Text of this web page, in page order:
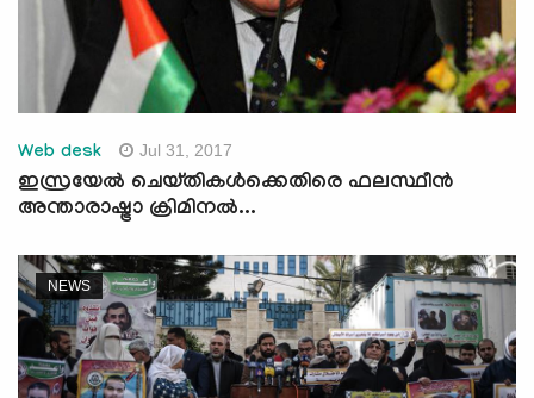
Web desk Jul 31, 2017
ഇസ്രയേല്‍ ചെയ്തികള്‍ക്കെതിരെ ഫലസ്ഥീന്‍
അന്താരാഷ്ട്രാ ക്രിമിനല്‍...
NEWS